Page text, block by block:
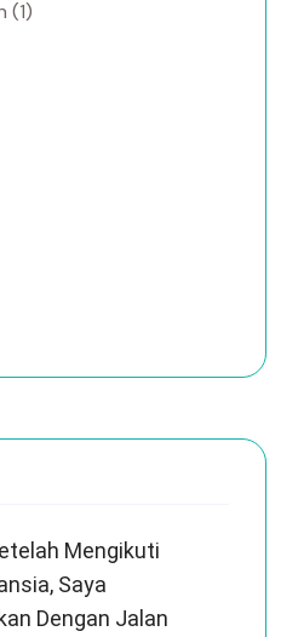
(1)
Mengikuti
Saya
Dengan Jalan